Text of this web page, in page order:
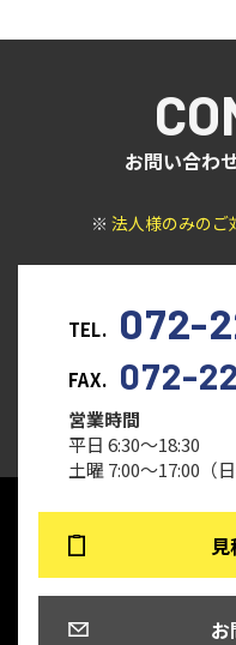
お問い合わ
※ 法人様のみのご
TEL. 072-
FAX. 072-
営業時間
平日 6:30～18:30
土曜 7:00～17:00（日
見
お